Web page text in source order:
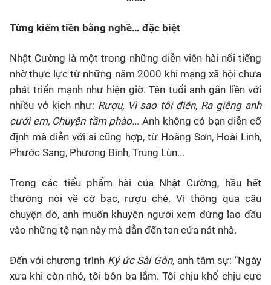
Từng kiếm tiền bằng nghề… đặc biệt
Nhật Cường là một trong những diễn viên hài nổi tiếng
nhờ thực lực từ những năm 2000 khi mạng xã hội chưa
phát triển mạnh như hiện giờ. Tên tuổi anh gắn liền với
nhiều vở kịch như: Rượu, Vì sao tôi điên, Ra giêng anh
cưới em, Chuyện tầm phào... Anh không có bạn diễn cố
định mà diễn với ai cũng hợp, từ Hoàng Sơn, Hoài Linh,
Phước Sang, Phương Bình, Trung Lùn...
Trong các tiểu phẩm hài của Nhật Cường, hầu hết
thường nói về cờ bạc, rượu chè. Vì thông qua câu
chuyện đó, anh muốn khuyên người xem đừng lao đầu
vào những tệ nạn này mà dẫn đến tan cửa nát nhà.
Đến với chương trình Ký ức Sài Gòn, anh tâm sự: "Ngày
xưa khi còn nhỏ, tôi bôn ba lắm. Tôi chịu khổ chịu cực